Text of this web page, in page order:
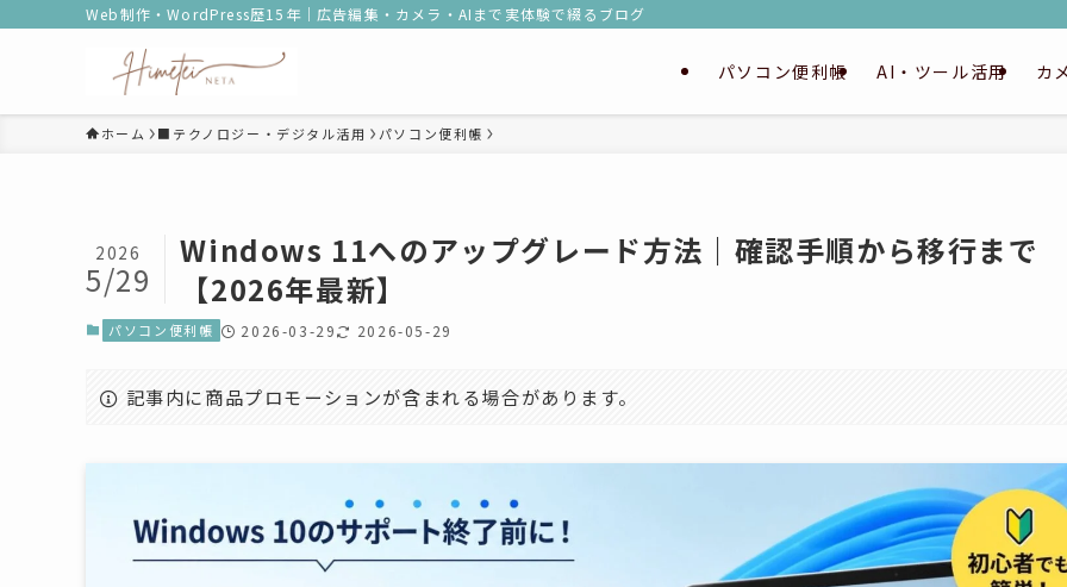
Web制作・WordPress歴15年｜広告編集・カメラ・AIまで実体験で綴るブログ
パソコン便利帳 AI・ツール活用 カ
ホーム ■テクノロジー・デジタル活用 パソコン便利帳
Windows 11へのアップグレード方法｜確認手順から移行まで
【2026年最新】
2026
5/29
パソコン便利帳 2026-03-29 2026-05-29
記事内に商品プロモーションが含まれる場合があります。